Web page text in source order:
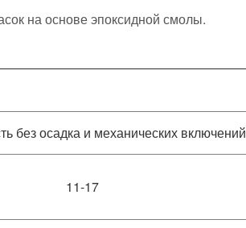
на основе эпоксидной смолы.
без осадка и механических включений
11-17